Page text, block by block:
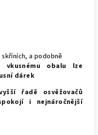
a podobně
obalu lze
dárek
řadě osvěžovačů
i nejnáročnější